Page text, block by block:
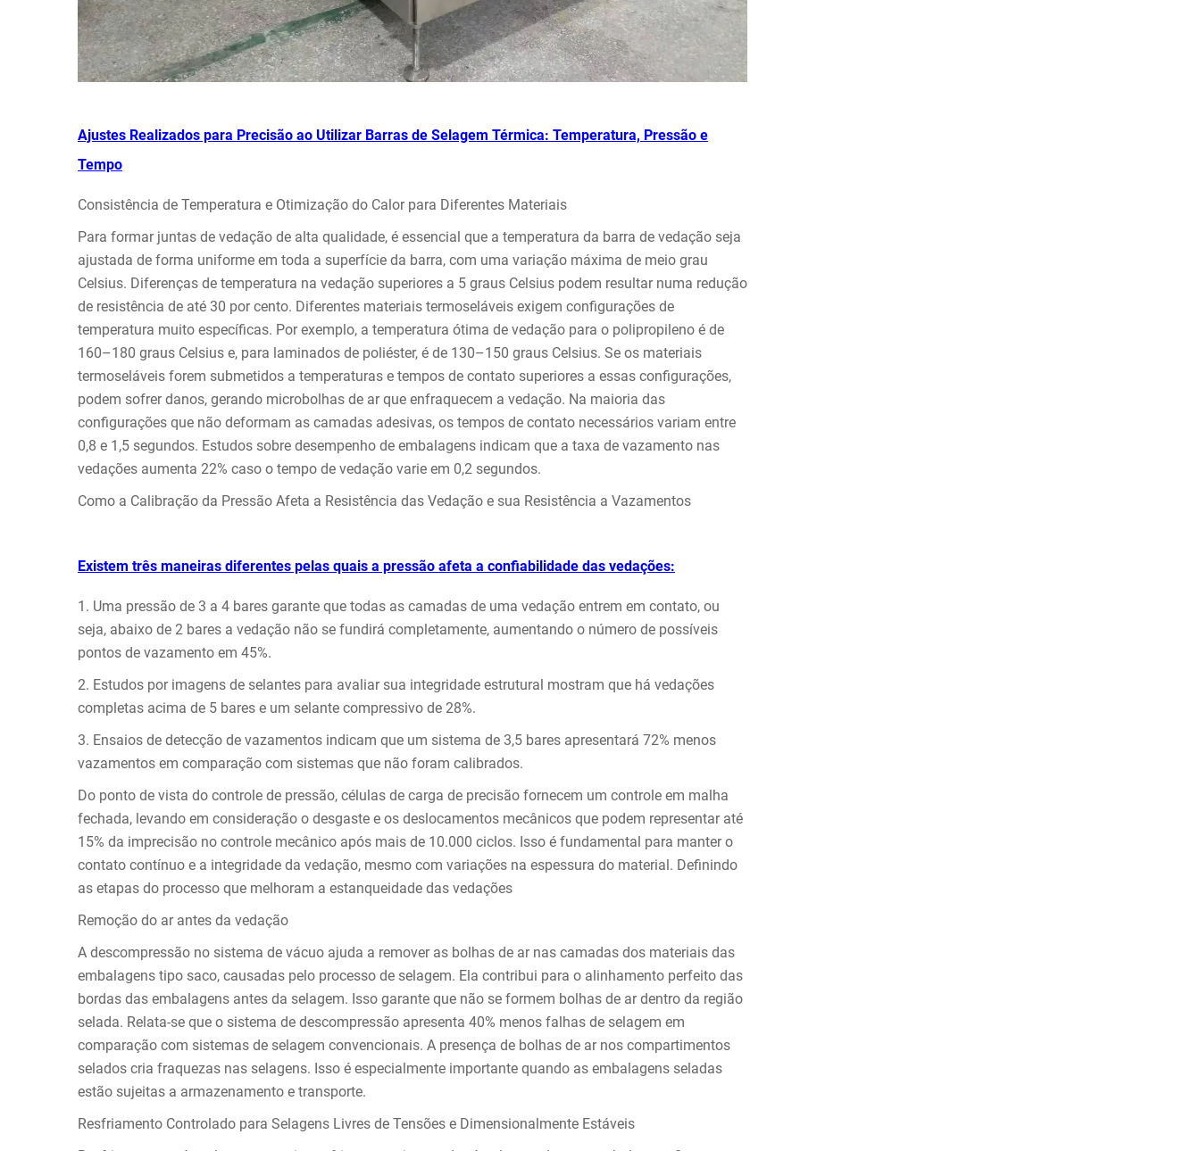
Ajustes Realizados para Precisão ao Utilizar Barras de Selagem Térmica: Temperatura, Pressão e
Tempo
Consistência de Temperatura e Otimização do Calor para Diferentes Materiais
Para formar juntas de vedação de alta qualidade, é essencial que a temperatura da barra de vedação seja
ajustada de forma uniforme em toda a superfície da barra, com uma variação máxima de meio grau
Celsius. Diferenças de temperatura na vedação superiores a 5 graus Celsius podem resultar numa redução
de resistência de até 30 por cento. Diferentes materiais termoseláveis exigem configurações de
temperatura muito específicas. Por exemplo, a temperatura ótima de vedação para o polipropileno é de
160–180 graus Celsius e, para laminados de poliéster, é de 130–150 graus Celsius. Se os materiais
termoseláveis forem submetidos a temperaturas e tempos de contato superiores a essas configurações,
podem sofrer danos, gerando microbolhas de ar que enfraquecem a vedação. Na maioria das
configurações que não deformam as camadas adesivas, os tempos de contato necessários variam entre
0,8 e 1,5 segundos. Estudos sobre desempenho de embalagens indicam que a taxa de vazamento nas
vedações aumenta 22% caso o tempo de vedação varie em 0,2 segundos.
Como a Calibração da Pressão Afeta a Resistência das Vedação e sua Resistência a Vazamentos
Existem três maneiras diferentes pelas quais a pressão afeta a confiabilidade das vedações:
1. Uma pressão de 3 a 4 bares garante que todas as camadas de uma vedação entrem em contato, ou
seja, abaixo de 2 bares a vedação não se fundirá completamente, aumentando o número de possíveis
pontos de vazamento em 45%.
2. Estudos por imagens de selantes para avaliar sua integridade estrutural mostram que há vedações
completas acima de 5 bares e um selante compressivo de 28%.
3. Ensaios de detecção de vazamentos indicam que um sistema de 3,5 bares apresentará 72% menos
vazamentos em comparação com sistemas que não foram calibrados.
Do ponto de vista do controle de pressão, células de carga de precisão fornecem um controle em malha
fechada, levando em consideração o desgaste e os deslocamentos mecânicos que podem representar até
15% da imprecisão no controle mecânico após mais de 10.000 ciclos. Isso é fundamental para manter o
contato contínuo e a integridade da vedação, mesmo com variações na espessura do material. Definindo
as etapas do processo que melhoram a estanqueidade das vedações
Remoção do ar antes da vedação
A descompressão no sistema de vácuo ajuda a remover as bolhas de ar nas camadas dos materiais das
embalagens tipo saco, causadas pelo processo de selagem. Ela contribui para o alinhamento perfeito das
bordas das embalagens antes da selagem. Isso garante que não se formem bolhas de ar dentro da região
selada. Relata-se que o sistema de descompressão apresenta 40% menos falhas de selagem em
comparação com sistemas de selagem convencionais. A presença de bolhas de ar nos compartimentos
selados cria fraquezas nas selagens. Isso é especialmente importante quando as embalagens seladas
estão sujeitas a armazenamento e transporte.
Resfriamento Controlado para Selagens Livres de Tensões e Dimensionalmente Estáveis